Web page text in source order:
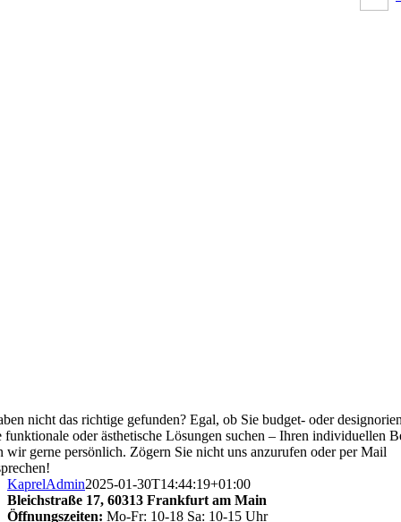
nicht das richtige gefunden? Egal, ob Sie budget- oder
funktionale oder ästhetische Lösungen suchen – Ihren individuellen
wir gerne persönlich. Zögern Sie nicht uns anzurufen oder per Mail
KaprelAdmin2025-01-30T14:44:19+01:00
Bleichstraße 17, 60313 Frankfurt am Main
Öffnungszeiten: Mo-Fr: 10-18 Sa: 10-15 Uhr